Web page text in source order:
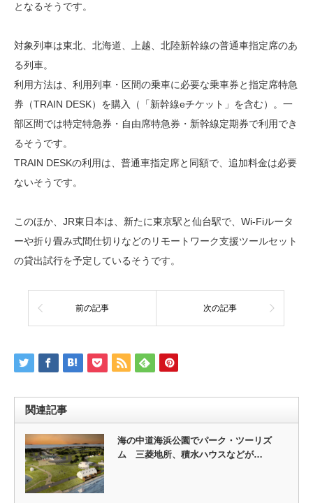
となるそうです。
対象列車は東北、北海道、上越、北陸新幹線の普通車指定席のあ
る列車。
利用方法は、利用列車・区間の乗車に必要な乗車券と指定席特急
券（TRAIN DESK）を購入（「新幹線eチケット」を含む）。一
部区間では特定特急券・自由席特急券・新幹線定期券で利用でき
るそうです。
TRAIN DESKの利用は、普通車指定席と同額で、追加料金は必要
ないそうです。
このほか、JR東日本は、新たに東京駅と仙台駅で、Wi-Fiルータ
ーや折り畳み式間仕切りなどのリモートワーク支援ツールセット
の貸出試行を予定しているそうです。
前の記事 次の記事
関連記事
海の中道海浜公園でパーク・ツーリズ
ム 三菱地所、積水ハウスなどが…